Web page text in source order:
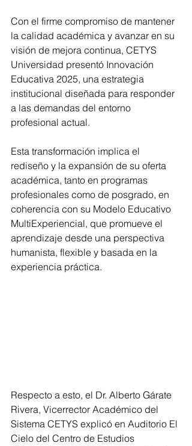
Con el firme compromiso de mantener
la calidad académica y avanzar en su
visión de mejora continua, CETYS
Universidad presentó Innovación
Educativa 2025, una estrategia
institucional diseñada para responder
a las demandas del entorno
profesional actual.
Esta transformación implica el
rediseño y la expansión de su oferta
académica, tanto en programas
profesionales como de posgrado, en
coherencia con su Modelo Educativo
MultiExperiencial, que promueve el
aprendizaje desde una perspectiva
humanista, flexible y basada en la
experiencia práctica.
Respecto a esto, el Dr. Alberto Gárate
Rivera, Vicerrector Académico del
Sistema CETYS explicó en Auditorio El
Cielo del Centro de Estudios